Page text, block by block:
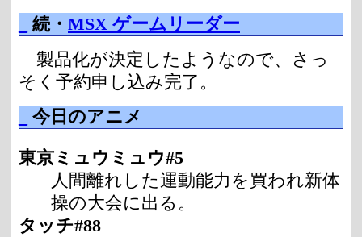
続・ MSX ゲームリーダー
製品化が決定したようなので、さっ
そく予約申し込み完了。
今日のアニメ
東京ミュウミュウ#5
人間離れした運動能力を買われ新体
操の大会に出る。
タッチ#88